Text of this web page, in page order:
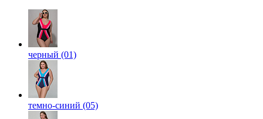
черный (01)
темно-синий (05)